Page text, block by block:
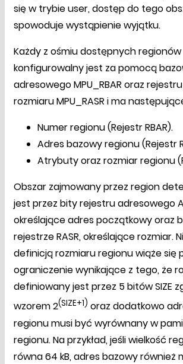
się w trybie user, dostęp do tego
spowoduje wystąpienie wyjątku.
Każdy z ośmiu dostępnych regionów
konfigurowalny jest za pomocą
adresowego MPU_RBAR oraz
rozmiaru MPU_RASR i ma
Numer regionu (Rejestr RBAR).
Adres bazowy regionu (Rejestr
Atrybuty oraz rozmiar regionu
Obszar zajmowany przez region
jest przez bity rejestru adresowego
określające adres początkowy oraz
rejestrze RASR, określające rozmiar.
definicją rozmiaru regionu wiąże się
ograniczenie wynikające z tego, że
definiowany jest przez 5 bitów SIZE
wzorem 2(SIZE+1) oraz dodatkowo
regionu musi być wyrównany w
regionu. Na przykład, jeśli wielkość
równa 64 kB, adres bazowy również